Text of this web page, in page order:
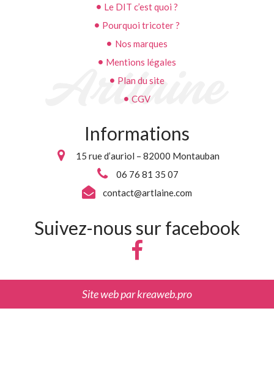
Le DIT c’est quoi ?
Pourquoi tricoter ?
Nos marques
Mentions légales
Plan du site
CGV
Informations
15 rue d’auriol – 82000 Montauban
06 76 81 35 07
contact@artlaine.com
Suivez-nous sur facebook
Site web parkreaweb.pro